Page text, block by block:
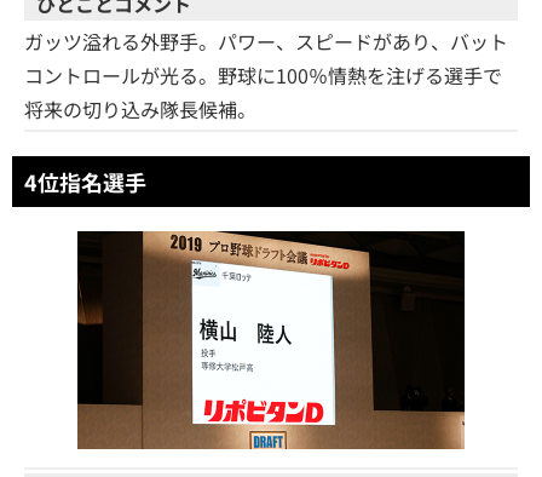
ガッツ溢れる外野手。パワー、スピードがあり、バット
コントロールが光る。野球に100％情熱を注げる選手で
将来の切り込み隊長候補。
4位指名選手